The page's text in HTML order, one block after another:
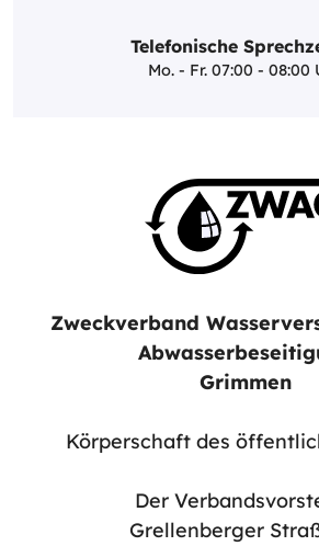
Telefonische
Mo. - Fr. 07:00 - 08:00
Zweckverband
Grimmen
Körperschaft des
Der
Grellenberger